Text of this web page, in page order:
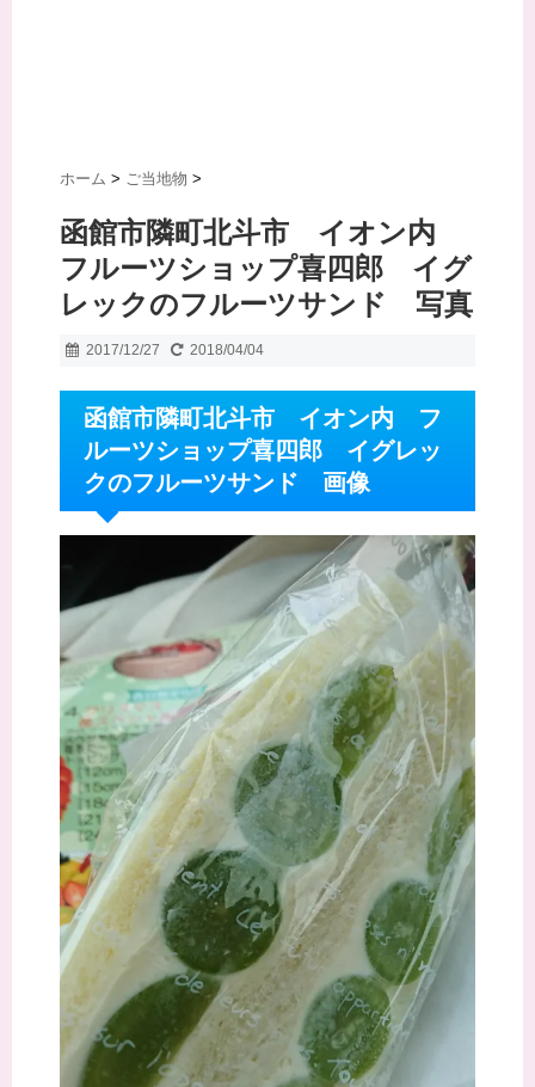
ホーム > ご当地物 >
函館市隣町北斗市 イオン内
フルーツショップ喜四郎 イグ
レックのフルーツサンド 写真
2017/12/27 2018/04/04
函館市隣町北斗市 イオン内 フ
ルーツショップ喜四郎 イグレッ
クのフルーツサンド 画像